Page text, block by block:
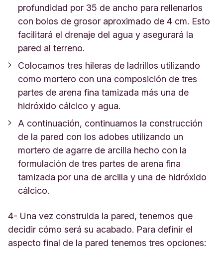
profundidad por 35 de ancho para rellenarlos
con bolos de grosor aproximado de 4 cm. Esto
facilitará el drenaje del agua y asegurará la
pared al terreno.
Colocamos tres hileras de ladrillos utilizando
como mortero con una composición de tres
partes de arena fina tamizada más una de
hidróxido cálcico y agua.
A continuación, continuamos la construcción
de la pared con los adobes utilizando un
mortero de agarre de arcilla hecho con la
formulación de tres partes de arena fina
tamizada por una de arcilla y una de hidróxido
cálcico.
4- Una vez construida la pared, tenemos que
decidir cómo será su acabado. Para definir el
aspecto final de la pared tenemos tres opciones: